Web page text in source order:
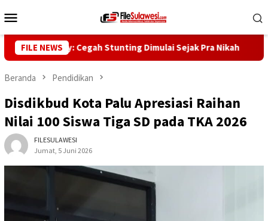
ke
Mobile
FILE NEWS
Reny: Cegah Stunting Dimulai Sejak Pra Nikah
Beranda Pendidikan
Disdikbud Kota Palu Apresiasi Raihan
Nilai 100 Siswa Tiga SD pada TKA 2026
FILESULAWESI
Jumat, 5 Juni 2026